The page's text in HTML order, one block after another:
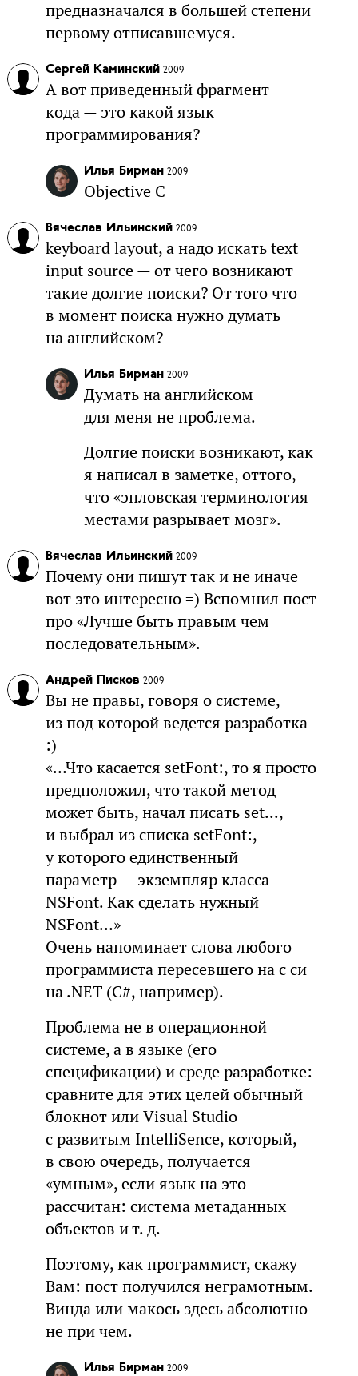
предназначался в большей степени
первому отписавшемуся.
Сергей Каминский 2009
А вот приведенный фрагмент
кода — это какой язык
программирования?
Илья Бирман 2009
Objective C
Вячеслав Ильинский 2009
keyboard layout, а надо искать text
input source — от чего возникают
такие долгие поиски? От того что
в момент поиска нужно думать
на английском?
Илья Бирман 2009
Думать на английском
для меня не проблема.
Долгие поиски возникают, как
я написал в заметке, оттого,
что «эпловская терминология
местами разрывает мозг».
Вячеслав Ильинский 2009
Почему они пишут так и не иначе
вот это интересно =) Вспомнил пост
про «Лучше быть правым чем
последовательным».
Андрей Писков 2009
Вы не правы, говоря о системе,
из под которой ведется разработка
:)
«…Что касается setFont:, то я просто
предположил, что такой метод
может быть, начал писать set...,
и выбрал из списка setFont:,
у которого единственный
параметр — экземпляр класса
NSFont. Как сделать нужный
NSFont…»
Очень напоминает слова любого
программиста пересевшего на c си
на .NET (C#, например).
Проблема не в операционной
системе, а в языке (его
спецификации) и среде разработке:
сравните для этих целей обычный
блокнот или Visual Studio
с развитым IntelliSence, который,
в свою очередь, получается
«умным», если язык на это
рассчитан: система метаданных
объектов и т. д.
Поэтому, как программист, скажу
Вам: пост получился неграмотным.
Винда или макось здесь абсолютно
не при чем.
Илья Бирман 2009